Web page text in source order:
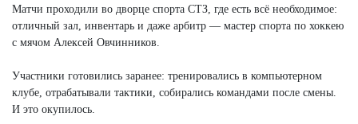
Матчи проходили во дворце спорта СТЗ, где есть всё необходимое:
отличный зал, инвентарь и даже арбитр — мастер спорта по хоккею
с мячом Алексей Овчинников.
Участники готовились заранее: тренировались в компьютерном
клубе, отрабатывали тактики, собирались командами после смены.
И это окупилось.